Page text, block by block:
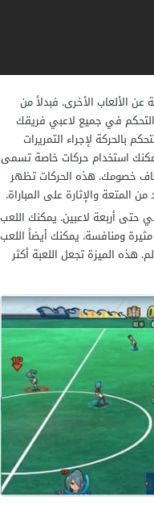
الألعاب الأخرى. فبدلاً من
في جميع لاعبي فريقك
بالحركة لإجراء التمريرات
استخدام حركات خاصة تسمى
خصومك. هذه الحركات تظهر
والإثارة على المباراة.
حتى أربعة لاعبين. يمكنك اللعب
ومنافسة. يمكنك أيضاً اللعب
هذه الميزة تجعل اللعبة أكثر